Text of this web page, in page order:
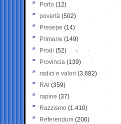
Porto (12)
povertà (502)
Presepe (14)
Primarie (149)
Prodi (52)
Provincia (139)
radici e valori (3.682)
RAI (359)
rapine (37)
Razzismo (1.410)
Referendum (200)